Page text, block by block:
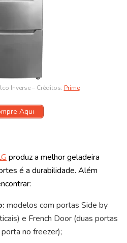
Inverse – Créditos: Prime
Aqui
produz a melhor geladeira
é a durabilidade. Além
modelos com portas Side by
e French Door (duas portas
no freezer);